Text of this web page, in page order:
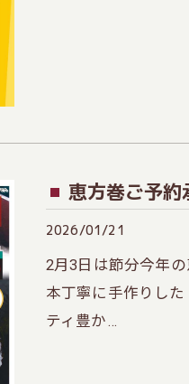
恵方巻ご予
2026/01/21
2月3日は節分今年
本丁寧に手作りし
ティ豊か…